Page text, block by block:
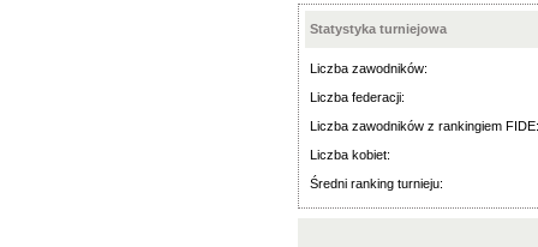
Statystyka turniejowa
Liczba zawodników:
Liczba federacji:
Liczba zawodników z rankingiem FIDE:
Liczba kobiet:
Średni ranking turnieju: